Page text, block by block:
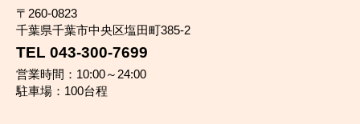
〒260-0823
千葉県千葉市中央区塩田町385-2
TEL 043-300-7699
営業時間：10:00～24:00
駐車場：100台程